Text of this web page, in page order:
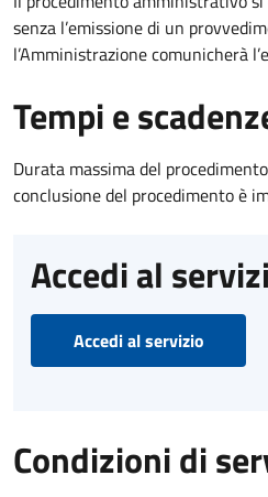
senza l’emissione di un
l’Amministrazione comunicherà
Tempi e
Durata massima del
conclusione del procedimento è
Accedi al
Accedi al servizio
Condizioni di